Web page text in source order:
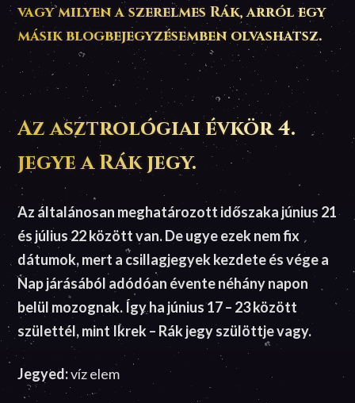
vagy milyen a szerelmes Rák, arról egy
másik blogbejegyzésemben olvashatsz.
Az asztrológiai évkör 4.
jegye a Rák jegy.
Az általánosan meghatározott időszaka június 21
és július 22 között van. De ugye ezek nem fix
dátumok, mert a csillagjegyek kezdete és vége a
Nap járásából adódóan évente néhány napon
belül mozognak. Így ha június 17 – 23 között
születtél, mint Ikrek – Rák jegy szülöttje vagy.
Jegyed:víz elem